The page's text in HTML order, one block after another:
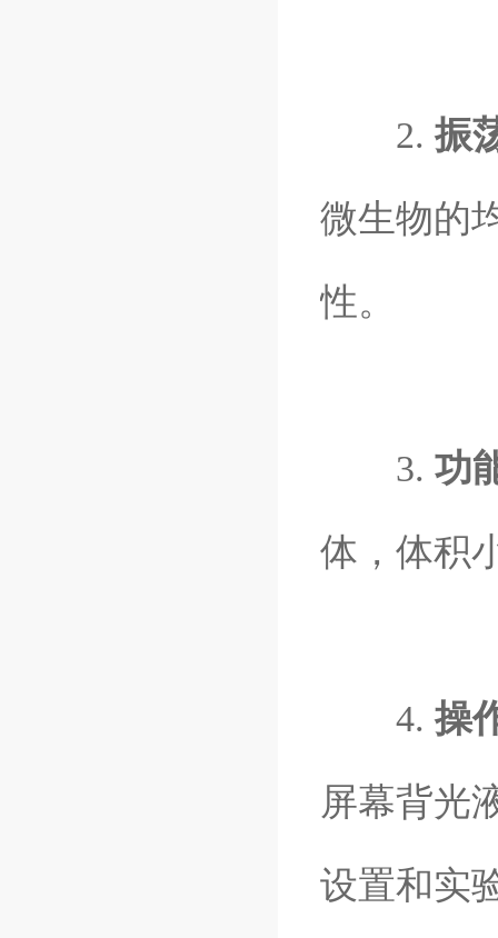
2. 振
微生物的
性。
3. 功
体，体积
4.操
屏幕背光
设置和实